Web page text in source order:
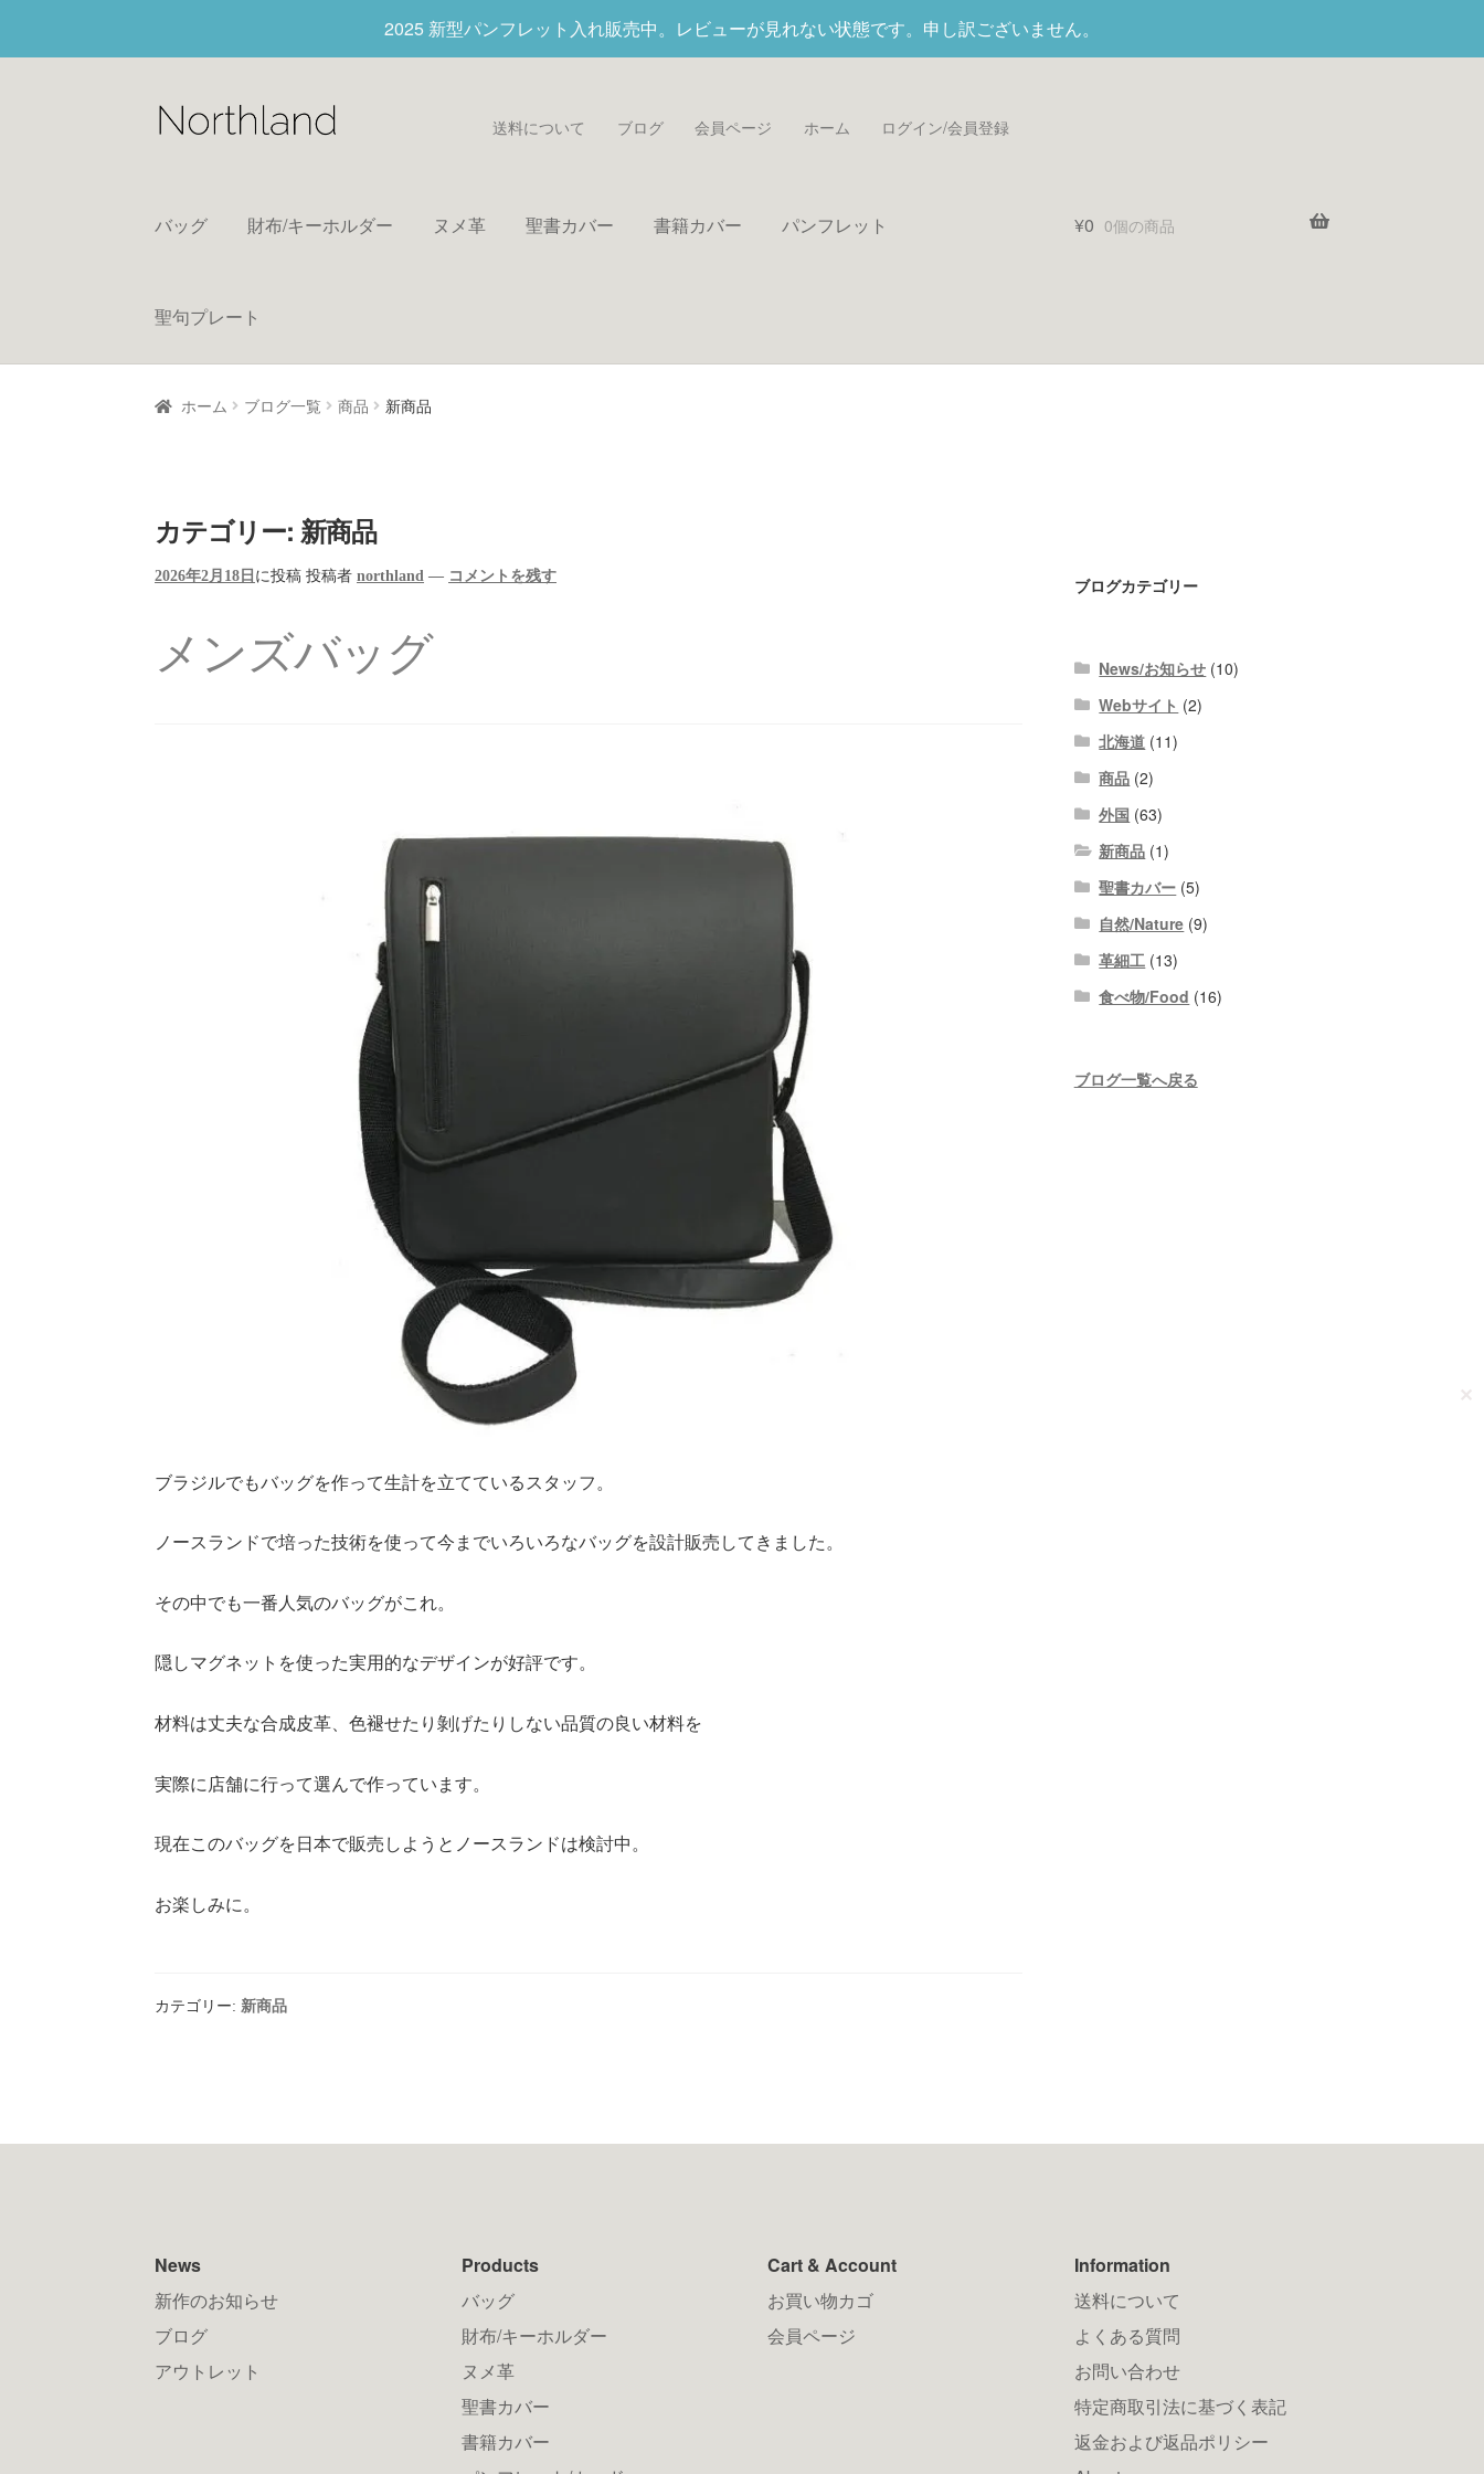
2025 新型パンフレット入れ販売中。レビューが見れない状態です。申し訳ございません。
送料について ブログ 会員ページ ホーム ログイン/会員登録
バッグ 財布/キーホルダー ヌメ革 聖書カバー 書籍カバー パンフレット
聖句プレート
¥0 0個の商品
ホーム ブログ一覧 商品 新商品
カテゴリー: 新商品
2026年2月18日 に投稿 投稿者northland — コメントを残す
メンズバッグ
ブラジルでもバッグを作って生計を立てているスタッフ。
ノースランドで培った技術を使って今までいろいろなバッグを設計販売してきました。
その中でも一番人気のバッグがこれ。
隠しマグネットを使った実用的なデザインが好評です。
材料は丈夫な合成皮革、色褪せたり剝げたりしない品質の良い材料を
実際に店舗に行って選んで作っています。
現在このバッグを日本で販売しようとノースランドは検討中。
お楽しみに。
カテゴリー:新商品
ブログカテゴリー
News/お知らせ (10)
Webサイト (2)
北海道 (11)
商品 (2)
外国 (63)
新商品 (1)
聖書カバー (5)
自然/Nature (9)
革細工 (13)
食べ物/Food (16)
ブログ一覧へ戻る
News
新作のお知らせ
ブログ
アウトレット
Products
バッグ
財布/キーホルダー
ヌメ革
聖書カバー
書籍カバー
Cart & Account
お買い物カゴ
会員ページ
Information
送料について
よくある質問
お問い合わせ
特定商取引法に基づく表記
返金および返品ポリシー